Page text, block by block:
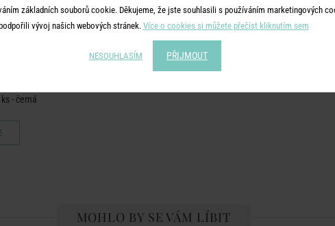
- černá
MOHLO BY SE VÁM LÍBIT
základních souborů cookie. Děkujeme, že jste souhlasili s používáním marketingových
vývoj našich webových stránek. Více o cookies si můžete přečíst kliknutím sem
NESOUHLASÍM PŘIJMOUT